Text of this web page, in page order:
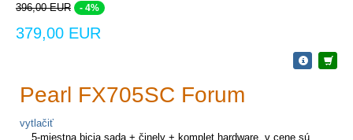
396,00 EUR - 4%
379,00 EUR
Pearl FX705SC Forum
vytlačiť
5-miestna bicia sada + činely + komplet hardware, v cene sú